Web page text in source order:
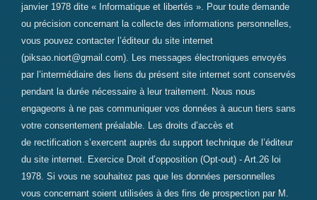
janvier 1978 dite « Informatique et libertés ». Pour toute demande
ou précision concernant la collecte des informations personnelles,
vous pouvez contacter l’éditeur du site internet
(piksao.niort@gmail.com). Les messages électroniques envoyés
par l’intermédiaire des liens du présent site internet sont conservés
pendant la durée nécessaire à leur traitement. Nous nous
engageons à ne pas communiquer vos données à aucun tiers sans
votre consentement préalable. Les droits d’accès et
de rectification s’exercent auprès du support technique de l’éditeur
du site internet. Exercice Droit d’opposition (Opt-­out) -­ Art.26 loi
1978. Si vous ne souhaitez pas que les données personnelles
vous concernant soient utilisées à des fins de prospection par M.